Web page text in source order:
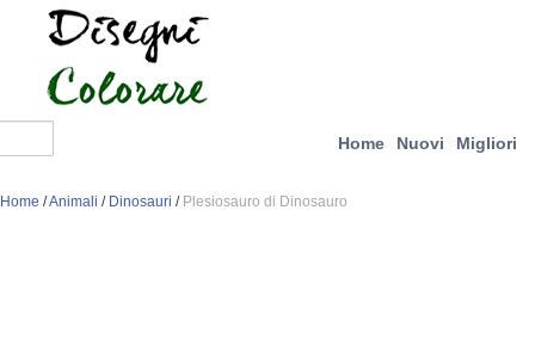
Home Nuovi Migliori
Home /Animali / Dinosauri / Plesiosauro di Dinosauro